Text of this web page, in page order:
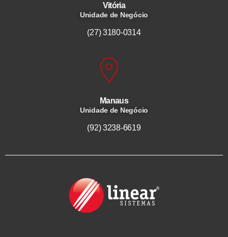
Vitória
Unidade de Negócio
(27) 3180-0314
Manaus
Unidade de Negócio
(92) 3238-6619